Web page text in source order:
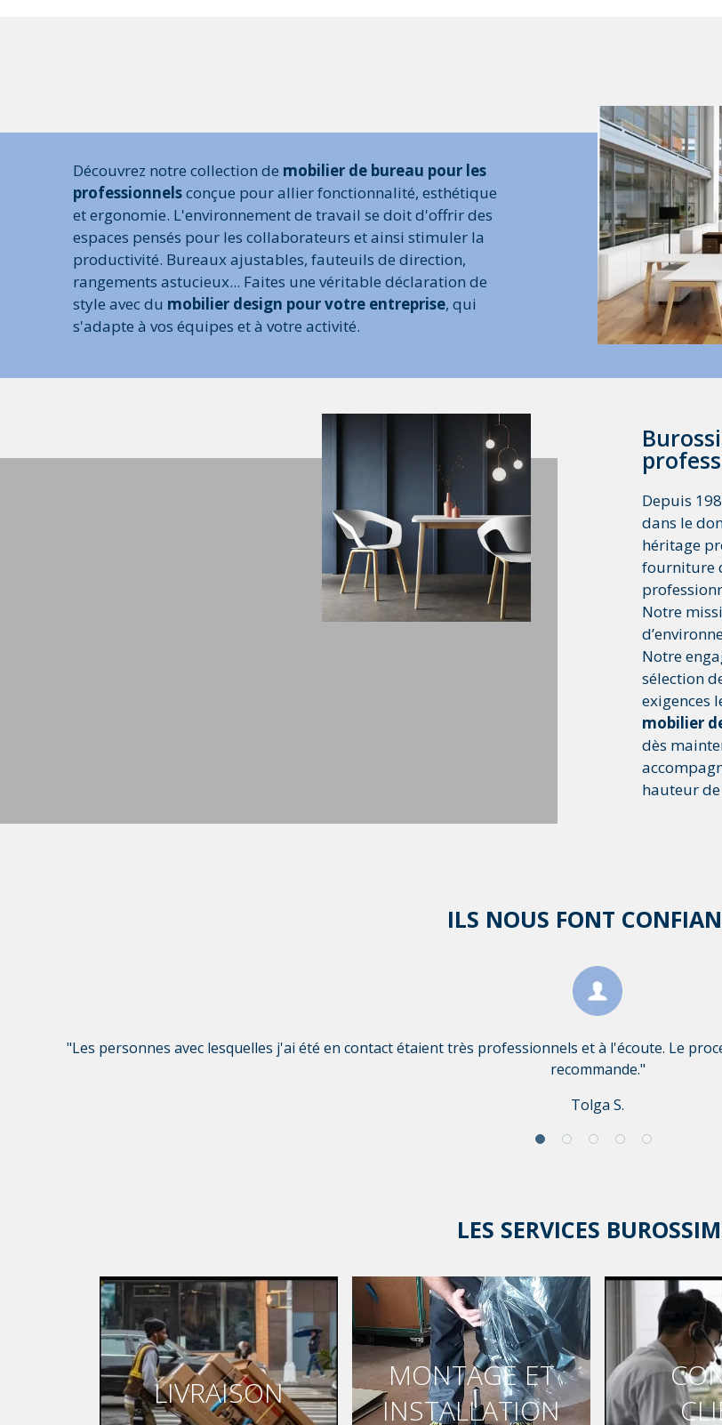
Découvrez notre collection de mobilier de bureau pour les
professionnelsconçue pour allier fonctionnalité, esthétique
et ergonomie. L'environnement de travail se doit d'offrir des
espaces pensés pour les collaborateurs et ainsi stimuler la
productivité. Bureaux ajustables, fauteuils de direction,
rangements astucieux... Faites une véritable déclaration de
style avec du mobilier design pour votre entreprise, qui
s'adapte à vos équipes et à votre activité.
Depuis
dans le
héritage
fourniture
Notre
Notre
sélection
exigences
mobilier
dès
hauteur
ILS NOUS FONT
"Les personnes avec lesquelles j'ai été en contact étaient très professionnels et à l'écoute. Le
recommande."
Tolga S.
LES SERVICES
LIVRAISON
MONTAGE ET
INSTALLATION